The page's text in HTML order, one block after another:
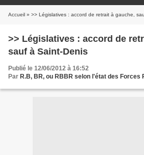
Accueil » >> Législatives : accord de retrait à gauche,
>> Législatives : accord de
sauf à Saint-Denis
Publié le 12/06/2012 à 16:52
Par R.B, BR, ou RBBR selon l'état des Forces